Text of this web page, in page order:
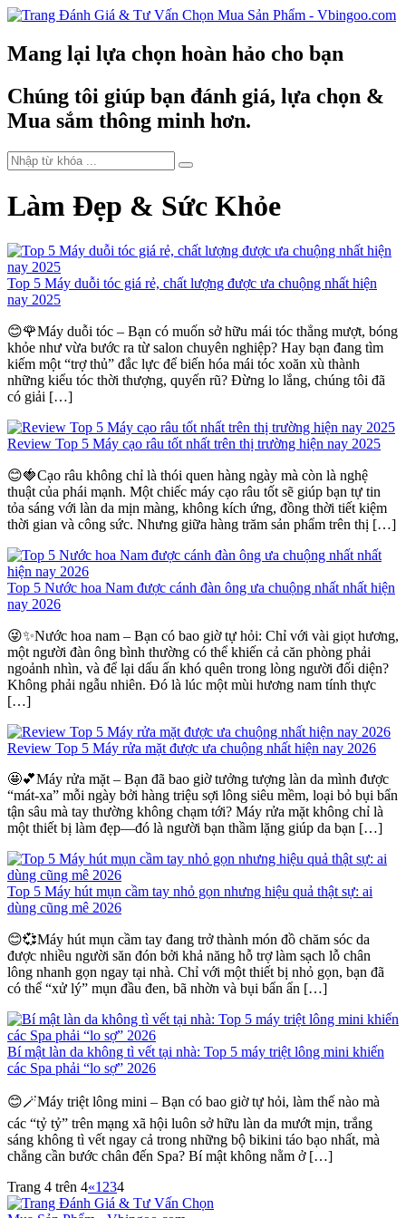
Mang lại lựa chọn hoàn hảo cho bạn
Chúng tôi giúp bạn đánh giá, lựa chọn &
Mua sắm thông minh hơn.
Làm Đẹp & Sức Khỏe
Top 5 Máy duỗi tóc giá rẻ, chất lượng được ưa chuộng nhất hiện
nay 2025
😊🌹Máy duỗi tóc – Bạn có muốn sở hữu mái tóc thẳng mượt, bóng
khỏe như vừa bước ra từ salon chuyên nghiệp? Hay bạn đang tìm
kiếm một “trợ thủ” đắc lực để biến hóa mái tóc xoăn xù thành
những kiểu tóc thời thượng, quyến rũ? Đừng lo lắng, chúng tôi đã
có giải […]
Review Top 5 Máy cạo râu tốt nhất trên thị trường hiện nay 2025
😊🍓Cạo râu không chỉ là thói quen hàng ngày mà còn là nghệ
thuật của phái mạnh. Một chiếc máy cạo râu tốt sẽ giúp bạn tự tin
tỏa sáng với làn da mịn màng, không kích ứng, đồng thời tiết kiệm
thời gian và công sức. Nhưng giữa hàng trăm sản phẩm trên thị […]
Top 5 Nước hoa Nam được cánh đàn ông ưa chuộng nhất nhất hiện
nay 2026
😜✨Nước hoa nam – Bạn có bao giờ tự hỏi: Chỉ với vài giọt hương,
một người đàn ông bình thường có thể khiến cả căn phòng phải
ngoảnh nhìn, và để lại dấu ấn khó quên trong lòng người đối diện?
Không phải ngẫu nhiên. Đó là lúc một mùi hương nam tính thực
[…]
Review Top 5 Máy rửa mặt được ưa chuộng nhất hiện nay 2026
🤩💕Máy rửa mặt – Bạn đã bao giờ tưởng tượng làn da mình được
“mát-xa” mỗi ngày bởi hàng triệu sợi lông siêu mềm, loại bỏ bụi bẩn
tận sâu mà tay thường không chạm tới? Máy rửa mặt không chỉ là
một thiết bị làm đẹp—đó là người bạn thầm lặng giúp da bạn […]
Top 5 Máy hút mụn cầm tay nhỏ gọn nhưng hiệu quả thật sự: ai
dùng cũng mê 2026
😊💞Máy hút mụn cầm tay đang trở thành món đồ chăm sóc da
được nhiều người săn đón bởi khả năng hỗ trợ làm sạch lỗ chân
lông nhanh gọn ngay tại nhà. Chỉ với một thiết bị nhỏ gọn, bạn đã
có thể “xử lý” mụn đầu đen, bã nhờn và bụi bẩn ẩn […]
Bí mật làn da không tì vết tại nhà: Top 5 máy triệt lông mini khiến
các Spa phải “lo sợ” 2026
😊🪄Máy triệt lông mini – Bạn có bao giờ tự hỏi, làm thế nào mà
các “tỷ tỷ” trên mạng xã hội luôn sở hữu làn da mướt mịn, trắng
sáng không tì vết ngay cả trong những bộ bikini táo bạo nhất, mà
chẳng cần bước chân đến Spa? Bí mật không nằm ở […]
Trang 4 trên 4«1 234